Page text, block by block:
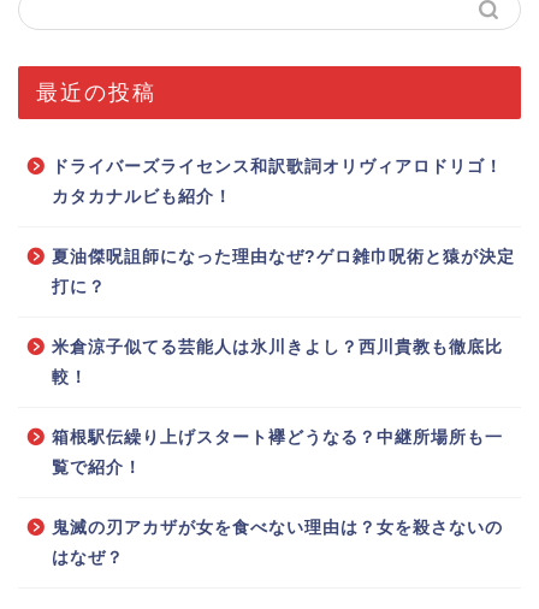
最近の投稿
ドライバーズライセンス和訳歌詞オリヴィアロドリゴ！
カタカナルビも紹介！
夏油傑呪詛師になった理由なぜ?ゲロ雑巾呪術と猿が決定
打に？
米倉涼子似てる芸能人は氷川きよし？西川貴教も徹底比
較！
箱根駅伝繰り上げスタート襷どうなる？中継所場所も一
覧で紹介！
鬼滅の刃アカザが女を食べない理由は？女を殺さないの
はなぜ？